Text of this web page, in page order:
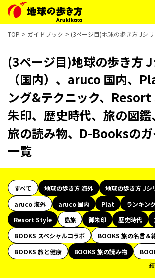
TOP ガイドブック (3ページ目)地球の歩き方 Jシ
(3ページ目)地球の歩き方
（国内）、aruco 国内、
ング&テクニック、
朱印、歴史時代、旅の図鑑
旅の読み物、D-Booksの
一覧
すべて 地球の歩き方 海外
地球の歩き方 Jシ
aruco 海外
aruco 国内 Plat
ランキン
Resort Style
島旅 御朱印 歴史時代
BOOKS スペシャルコラボ
BOOKS 旅の名言＆
BOOKS 旅と健康
BOOKS 旅の読み物